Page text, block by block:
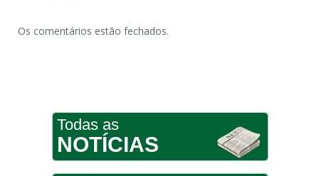
Os comentários estão fechados.
Todas as
NOTÍCIAS